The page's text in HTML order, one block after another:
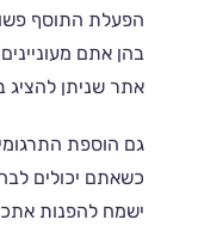
הפעלת התוסף
בהן אתם
אתר שניתן להציג
גם הוספת
ישמח להפנות